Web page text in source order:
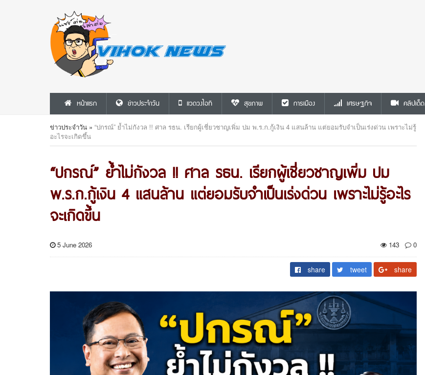
หน้าแรก ข่าวประจำวัน แวดวงไอที สุขภาพ การเมือง เศรษฐกิจ คลิปเด็ด
ข่าวประจำวัน » “ปกรณ์” ย้ำไม่กังวล !! ศาล รธน. เรียกผู้เชี่ยวชาญเพิ่ม ปม พ.ร.ก.กู้เงิน 4 แสนล้าน แต่ยอมรับจำเป็นเร่งด่วน เพราะไม่รู้
อะไรจะเกิดขึ้น
“ปกรณ์” ย้ำไม่กังวล !! ศาล รธน. เรียกผู้เชี่ยวชาญเพิ่ม ปม
พ.ร.ก.กู้เงิน 4 แสนล้าน แต่ยอมรับจำเป็นเร่งด่วน เพราะไม่รู้อะไร
จะเกิดขึ้น
5 June 2026 143 0
share tweet share